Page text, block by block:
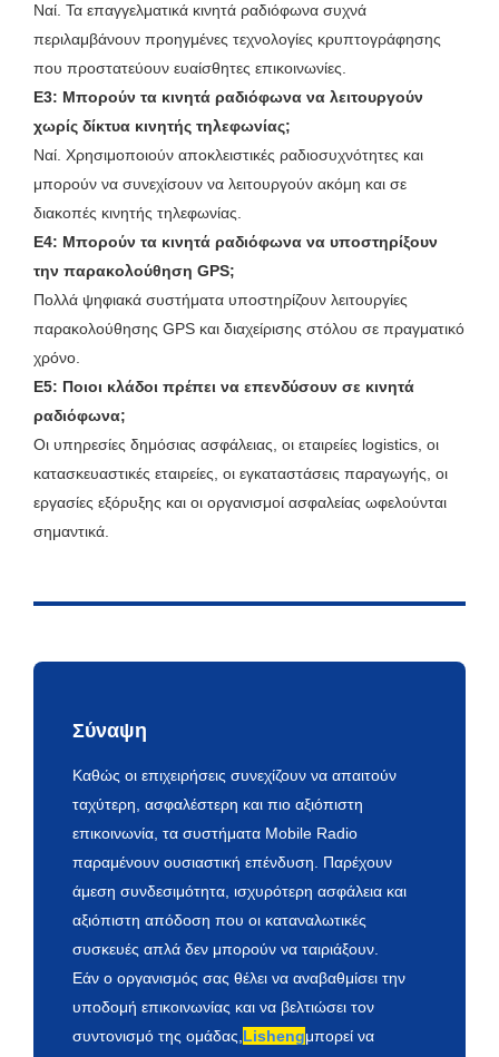
Ναί. Τα επαγγελματικά κινητά ραδιόφωνα συχνά
περιλαμβάνουν προηγμένες τεχνολογίες κρυπτογράφησης
που προστατεύουν ευαίσθητες επικοινωνίες.
Ε3: Μπορούν τα κινητά ραδιόφωνα να λειτουργούν
χωρίς δίκτυα κινητής τηλεφωνίας;
Ναί. Χρησιμοποιούν αποκλειστικές ραδιοσυχνότητες και
μπορούν να συνεχίσουν να λειτουργούν ακόμη και σε
διακοπές κινητής τηλεφωνίας.
Ε4: Μπορούν τα κινητά ραδιόφωνα να υποστηρίξουν
την παρακολούθηση GPS;
Πολλά ψηφιακά συστήματα υποστηρίζουν λειτουργίες
παρακολούθησης GPS και διαχείρισης στόλου σε πραγματικό
χρόνο.
Ε5: Ποιοι κλάδοι πρέπει να επενδύσουν σε κινητά
ραδιόφωνα;
Οι υπηρεσίες δημόσιας ασφάλειας, οι εταιρείες logistics, οι
κατασκευαστικές εταιρείες, οι εγκαταστάσεις παραγωγής, οι
εργασίες εξόρυξης και οι οργανισμοί ασφαλείας ωφελούνται
σημαντικά.
Σύναψη
Καθώς οι επιχειρήσεις συνεχίζουν να απαιτούν
ταχύτερη, ασφαλέστερη και πιο αξιόπιστη
επικοινωνία, τα συστήματα Mobile Radio
παραμένουν ουσιαστική επένδυση. Παρέχουν
άμεση συνδεσιμότητα, ισχυρότερη ασφάλεια και
αξιόπιστη απόδοση που οι καταναλωτικές
συσκευές απλά δεν μπορούν να ταιριάξουν.
Εάν ο οργανισμός σας θέλει να αναβαθμίσει την
υποδομή επικοινωνίας και να βελτιώσει τον
συντονισμό της ομάδας,Lishengμπορεί να